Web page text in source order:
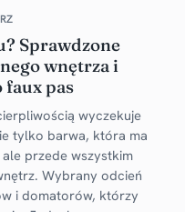
Sprawdzone
wnętrza i
pas
wyczekuje
tylko barwa, która ma
przede wszystkim
Wybrany odcień
i domatorów, którzy